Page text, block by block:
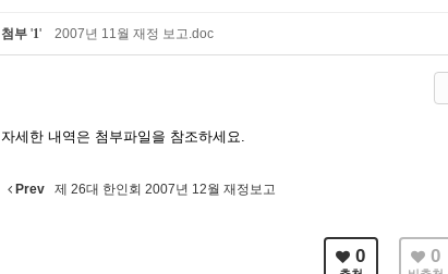
첨부 '1' 2007년 11월 재정 보고.doc
자세한 내역은 첨부파일을 참조하세요.
Prev 제 26대 한인회 2007년 12월 재정보고
0 0